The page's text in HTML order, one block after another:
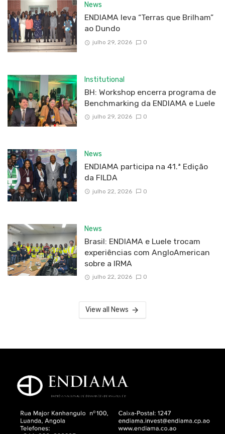
News
ENDIAMA leva “Terras que Brilham”
ao Dundo
julho 29, 2026 0
Institutional
BH: Workshop encerra programa de
Benchmarking da ENDIAMA e Luele
julho 29, 2026 0
News
ENDIAMA participa na 41.ª Edição
da FILDA
julho 22, 2026 0
News
Brasil: ENDIAMA e Luele trocam
experiências com AngloAmerican
sobre a IRMA
julho 22, 2026 0
View all News